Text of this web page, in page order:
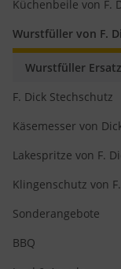
Küchenbeile von F.
Wurstfüller von F.
Wurstfüller
F. Dick Stechschutz
Käsemesser von
Lakespritze von F.
Klingenschutz von
Sonderangebote
BBQ